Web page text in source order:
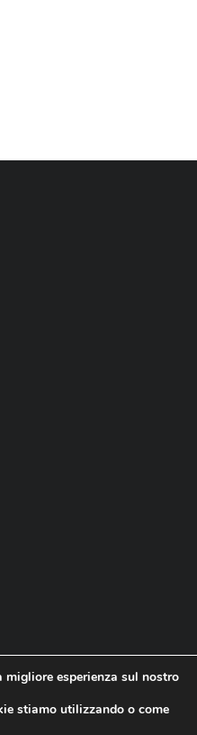
esperienza sul nostro
stiamo utilizzando o come